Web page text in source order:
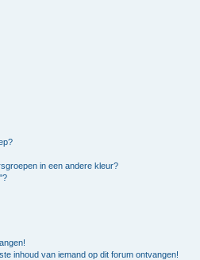
in een andere kleur?
inhoud van iemand op dit forum ontvangen!